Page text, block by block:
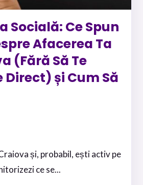
Socială: Ce Spun
Afacerea Ta
(Fără Să Te
Direct) și Cum Să
și, probabil, ești activ pe
ce se...